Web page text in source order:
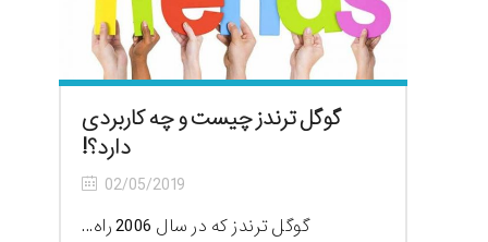
گوگل ترندز چیست و چه کاربردی
دارد؟!
02/05/2019
گوگل ترندز که در سال 2006 راه...